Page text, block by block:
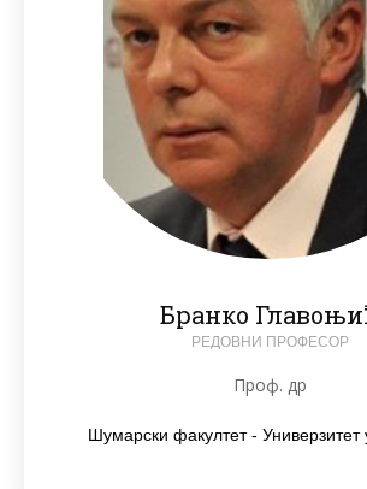
Бранко
РЕДОВНИ ПРОФЕСОР
Проф. др
Шумарски факултет - Универзитет